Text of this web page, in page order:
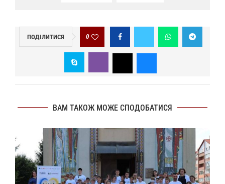
ПОДІЛИТИСЯ 0
ВАМ ТАКОЖ МОЖЕ СПОДОБАТИСЯ